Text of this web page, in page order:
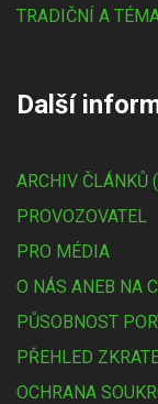
TRADIČNÍ A
Další
ARCHIV ČLÁNKŮ
PROVOZOVATEL
PRO MÉDIA
O NÁS ANEB NA
PŮSOBNOST
PŘEHLED
OCHRANA